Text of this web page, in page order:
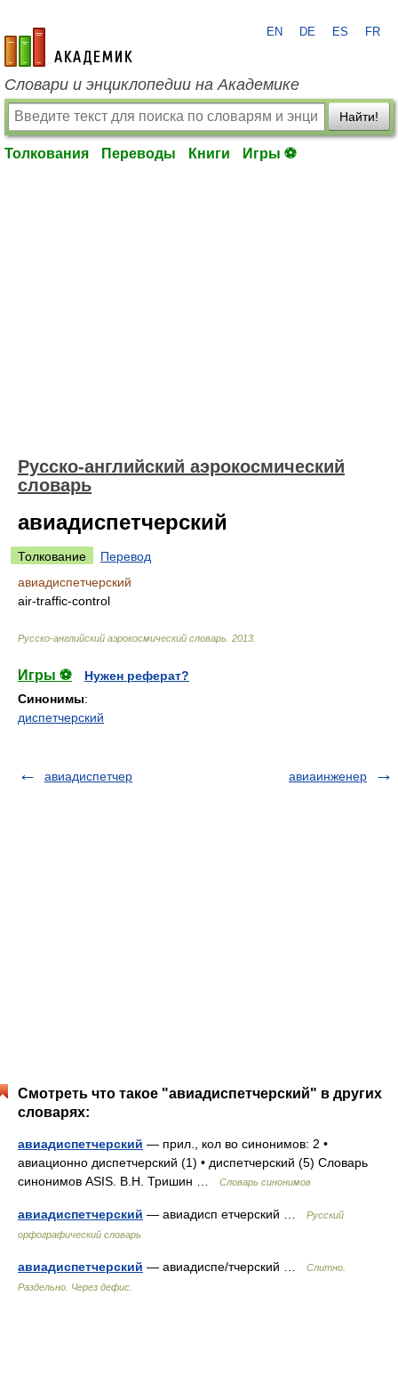
academic.ru
EN DE ES FR
Словари и энциклопедии на Академике
Найти!
Толкования Переводы Книги Игры ⚽
Русско-английский аэрокосмический
словарь
авиадиспетчерский
Толкование
Перевод
авиадиспетчерский
air-traffic-control
Русско-английский аэрокосмический словарь 2013
Игры ⚽
Нужен реферат?
Синонимы:
диспетчерский
авиадиспетчер авиаинженер
Смотреть что такое "авиадиспетчерский" в других
словарях:
авиадиспетчерский — прил., кол во синонимов: 2 •
авиационно диспетчерский (1) • диспетчерский (5) Словарь
синонимов ASIS. В.Н. Тришин …
Словарь синонимов
авиадиспетчерский — авиадисп етчерский …
Русский
орфографический словарь
авиадиспетчерский — авиадиспе/тчерский …
Слитно.
Раздельно. Через дефис.